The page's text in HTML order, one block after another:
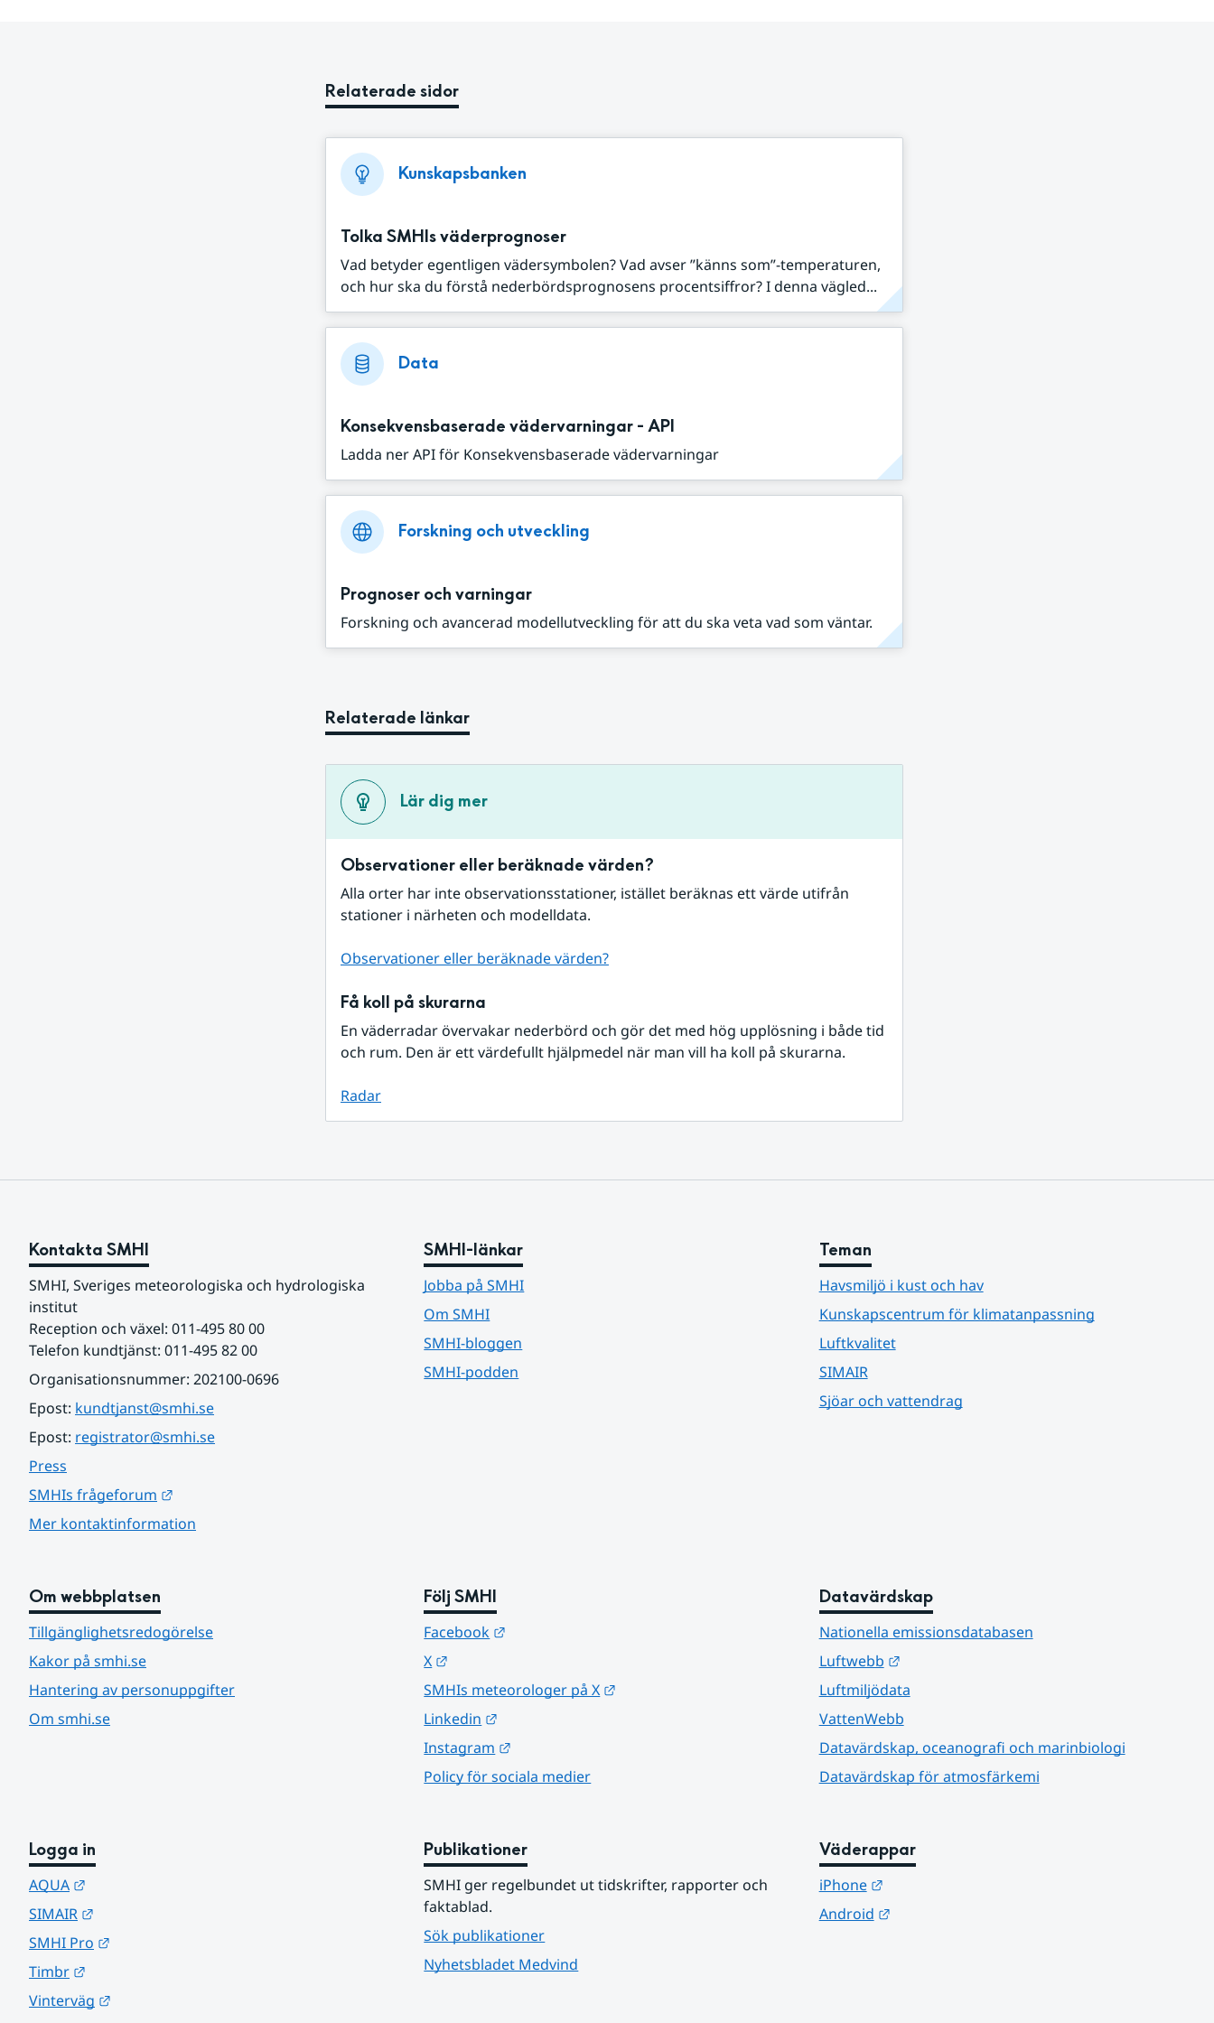
Relaterade sidor
Kunskapsbanken
Tolka SMHIs väderprognoser
Vad betyder egentligen vädersymbolen? Vad avser ”känns som”-temperaturen,
och hur ska du förstå nederbördsprognosens procentsiffror? I denna vägled...
Data
Konsekvensbaserade vädervarningar - API
Ladda ner API för Konsekvensbaserade vädervarningar
Forskning och utveckling
Prognoser och varningar
Forskning och avancerad modellutveckling för att du ska veta vad som väntar.
Relaterade länkar
Lär dig mer
Observationer eller beräknade värden?
Alla orter har inte observationsstationer, istället beräknas ett värde utifrån
stationer i närheten och modelldata.
Observationer eller beräknade värden?
Få koll på skurarna
En väderradar övervakar nederbörd och gör det med hög upplösning i både tid
och rum. Den är ett värdefullt hjälpmedel när man vill ha koll på skurarna.
Radar
Kontakta SMHI
SMHI, Sveriges meteorologiska och hydrologiska
institut
Reception och växel: 011-495 80 00
Telefon kundtjänst: 011-495 82 00
Organisationsnummer: 202100-0696
Epost: kundtjanst@smhi.se
Epost: registrator@smhi.se
Press
SMHIs frågeforum
Mer kontaktinformation
SMHI-länkar
Jobba på SMHI
Om SMHI
SMHI-bloggen
SMHI-podden
Teman
Havsmiljö i kust och hav
Kunskapscentrum för klimatanpassning
Luftkvalitet
SIMAIR
Sjöar och vattendrag
Om webbplatsen
Tillgänglighetsredogörelse
Kakor på smhi.se
Hantering av personuppgifter
Om smhi.se
Följ SMHI
Facebook
X
SMHIs meteorologer på X
Linkedin
Instagram
Policy för sociala medier
Datavärdskap
Nationella emissionsdatabasen
Luftwebb
Länk till annan webbplats.
Luftmiljödata
VattenWebb
Datavärdskap, oceanografi och marinbiologi
Datavärdskap för atmosfärkemi
Logga in
AQUA
SIMAIR
SMHI Pro
Timbr
Vinterväg
Publikationer
SMHI ger regelbundet ut tidskrifter, rapporter och
faktablad.
Sök publikationer
Nyhetsbladet Medvind
Väderappar
iPhone
Länk till annan webbplats.
Android
Länk till annan webbplats.